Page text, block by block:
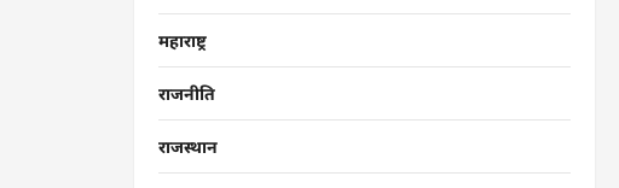
महाराष्ट्र
राजनीति
राजस्थान